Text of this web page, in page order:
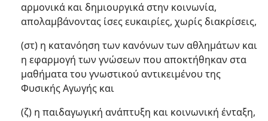
αρμονικά και δημιουργικά στην κοινωνία,
απολαμβάνοντας ίσες ευκαιρίες, χωρίς διακρίσεις,
(στ) η κατανόηση των κανόνων των αθλημάτων και
η εφαρμογή των γνώσεων που αποκτήθηκαν στα
μαθήματα του γνωστικού αντικειμένου της
Φυσικής Αγωγής και
(ζ) η παιδαγωγική ανάπτυξη και κοινωνική ένταξη,